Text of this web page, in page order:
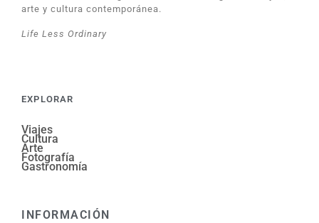
arte y cultura contemporánea.
Life Less Ordinary
EXPLORAR
Viajes
Cultura
Arte
Fotografía
Gastronomía
INFORMACIÓN